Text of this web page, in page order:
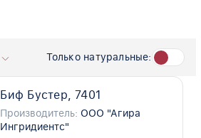
Только натуральные:
Биф Бустер, 7401
Производитель: ООО "Агира
Ингридиентс"